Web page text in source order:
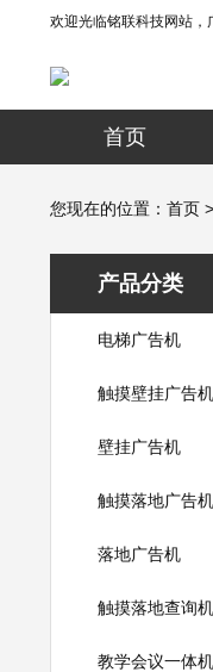
欢迎光临铭联科技网站
首页
您现在的位置： 首页 >
产品分类
电梯广告机
触摸壁挂广告机
壁挂广告机
触摸落地广告机
落地广告机
触摸落地查询机
教学会议一体机